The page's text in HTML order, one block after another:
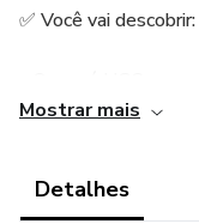
✅ Você vai descobrir:
pesado nesse formato
feitos por profissionais
Mostrar mais
Detalhes